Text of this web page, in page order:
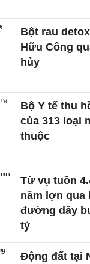
Bột rau
Hữu Công
hủy
Bộ Y tế thu
của 313 loại
thuộc
Từ vụ tuồn
nầm lợn qua
đường dây
tỷ
Động đất tại